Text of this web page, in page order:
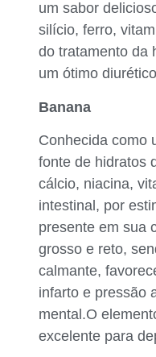
um sabor
silício, ferro,
do tratamento da
um ótimo
Banana
Conhecida como
fonte de hidratos
cálcio, niacina,
intestinal, por
presente em sua
grosso e reto,
calmante,
infarto e pressão
mental.O
excelente para